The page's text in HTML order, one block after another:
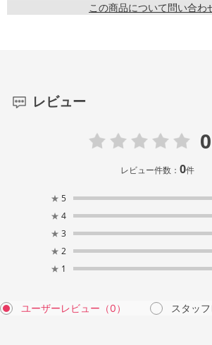
この商品について問い合わ
レビュー
レビュー件数：0件
★ 5
★ 4
★ 3
★ 2
★ 1
ユーザーレビュー （0） スタッ